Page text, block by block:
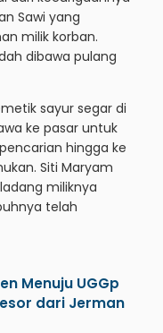
Sawi yang
milik korban.
dibawa pulang
sayur segar di
ke pasar untuk
hingga ke
Siti Maryam
miliknya
telah
Menuju UGGp
dari Jerman